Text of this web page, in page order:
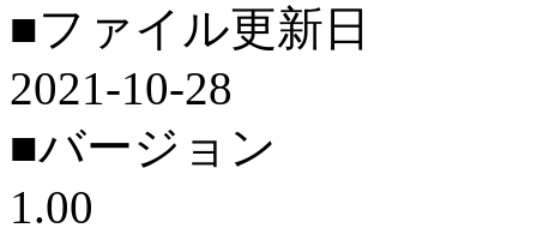
■ファイル更新日
2021-10-28
■バージョン
1.00